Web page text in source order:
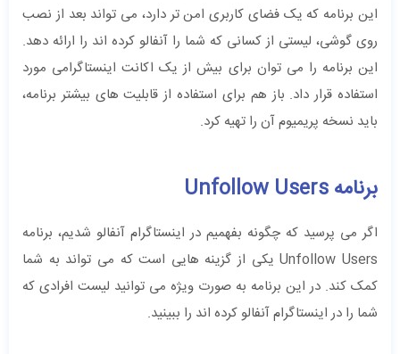
این برنامه که یک فضای کاربری امن تر دارد، می تواند بعد از نصب
روی گوشی، لیستی از کسانی که شما را آنفالو کرده اند را ارائه دهد.
این برنامه را می توان برای بیش از یک اکانت اینستاگرامی مورد
استفاده قرار داد. باز هم برای استفاده از قابلیت های بیشتر برنامه،
باید نسخه پریمیوم آن را تهیه کرد.
برنامه Unfollow Users
اگر می پرسید که چگونه بفهمیم در اینستاگرام آنفالو شدیم، برنامه
Unfollow Users یکی از گزینه هایی است که می تواند به شما
کمک کند. در این برنامه به صورت ویژه می توانید لیست افرادی که
شما را در اینستاگرام آنفالو کرده اند را ببینید.